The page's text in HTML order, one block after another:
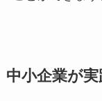
中小企業が